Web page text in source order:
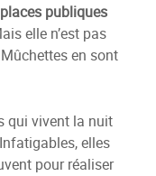
publiques
elle n’est pas
en sont
qui vivent la nuit
elles
pour réaliser